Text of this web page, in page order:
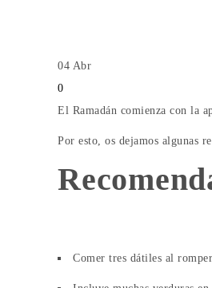
04 Abr
0
El Ramadán comienza con la
Por esto, os dejamos algunas
Comer tres dátiles al